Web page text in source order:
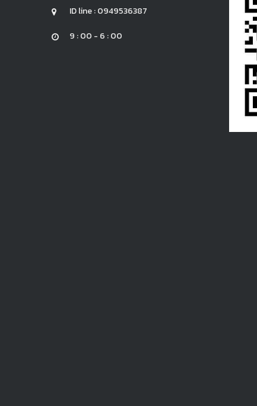
ID line : 0949536387
9 : 00 - 6 : 00